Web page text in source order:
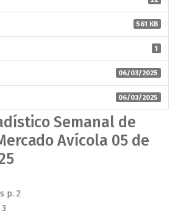
561 KB
1
06/03/2025
06/03/2025
Semanal de
Avícola 05 de
p. 2